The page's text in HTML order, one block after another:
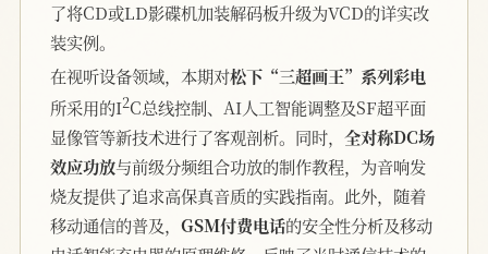
了将CD或LD影碟机加装解码板升级为VCD的详实改
装实例。
在视听设备领域，本期对松下“三超画王”系列彩电
所采用的I2C总线控制、AI人工智能调整及SF超平面
显像管等新技术进行了客观剖析。同时， 全对称DC场
效应功放与前级分频组合功放的制作教程，为音响发
烧友提供了追求高保真音质的实践指南。此外，随着
移动通信的普及， GSM付费电话的安全性分析及移动